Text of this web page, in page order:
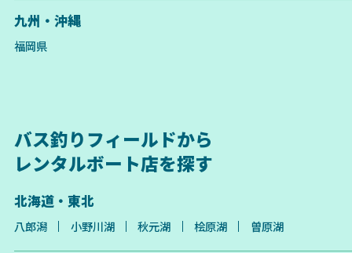
九州・沖縄
福岡県
バス釣りフィールドから
レンタルボート店を探す
北海道・東北
八郎潟 小野川湖 秋元湖 桧原湖 曽原湖